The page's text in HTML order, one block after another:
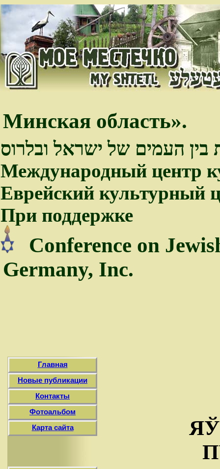
Минская область».
בין העמים של ישראל ובלרוס
Международный центр
Еврейский культурный
При поддержке
Conference on
Germany, Inc.
Главная
Новые публикации
Контакты
Фотоальбом
Карта сайта